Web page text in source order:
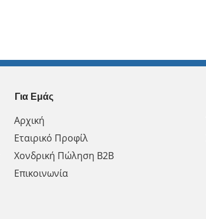
Για Εμάς
Αρχική
Εταιρικό Προφίλ
Χονδρική Πώληση Β2Β
Επικοινωνία